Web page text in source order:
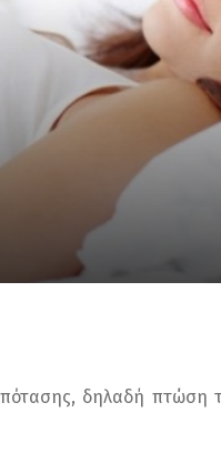
δηλαδή πτώση